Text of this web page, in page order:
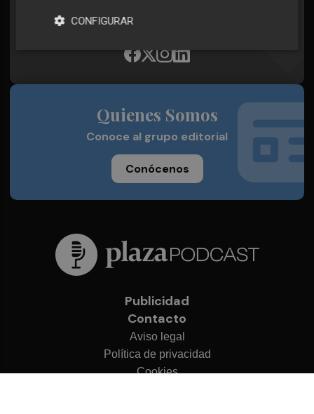
Plaza Podcast, desde cualquier medio
Quienes Somos
Conoce al grupo editorial
Conócenos
Publicidad
Contacto
Aviso legal
Política de privacidad
Cookies
CONFIGURAR